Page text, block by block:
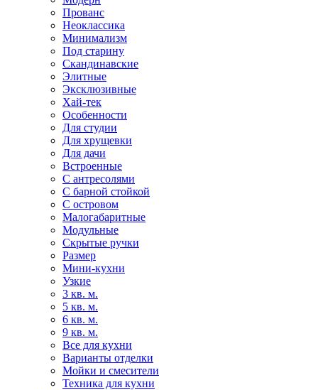
Прованс
Неоклассика
Минимализм
Под старину
Скандинавские
Элитные
Эксклюзивные
Хай-тек
Особенности
Для студии
Для хрущевки
Для дачи
Встроенные
С антресолями
С барной стойкой
С островом
Малогабаритные
Модульные
Скрытые ручки
Размер
Мини-кухни
Узкие
3 кв. м.
5 кв. м.
6 кв. м.
9 кв. м.
Все для кухни
Варианты отделки
Мойки и смесители
Техника для кухни